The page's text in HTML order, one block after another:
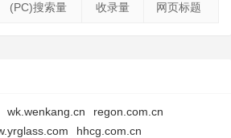
(PC)搜索量 收录量 网页标题
wk.wenkang.cn
regon.com.cn
hhcg.com.cn